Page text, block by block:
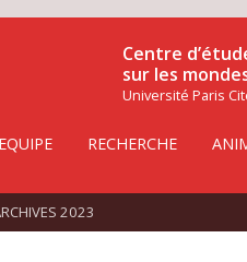
Centre
sur les
Université Paris
EQUIPE RECHERCHE
2023